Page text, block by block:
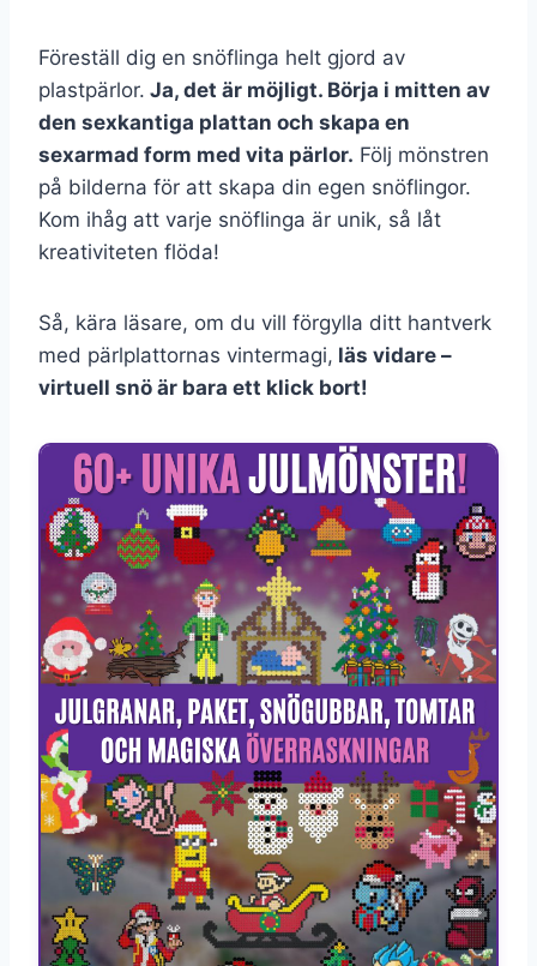
Föreställ dig en snöflinga helt gjord av
plastpärlor. Ja, det är möjligt. Börja i mitten av
den sexkantiga plattan och skapa en
sexarmad form med vita pärlor. Följ mönstren
på bilderna för att skapa din egen snöflingor.
Kom ihåg att varje snöflinga är unik, så låt
kreativiteten flöda!
Så, kära läsare, om du vill förgylla ditt hantverk
med pärlplattornas vintermagi, läs vidare –
virtuell snö är bara ett klick bort!